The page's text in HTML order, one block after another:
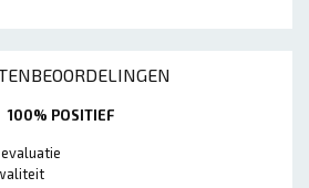
100% POSITIEF